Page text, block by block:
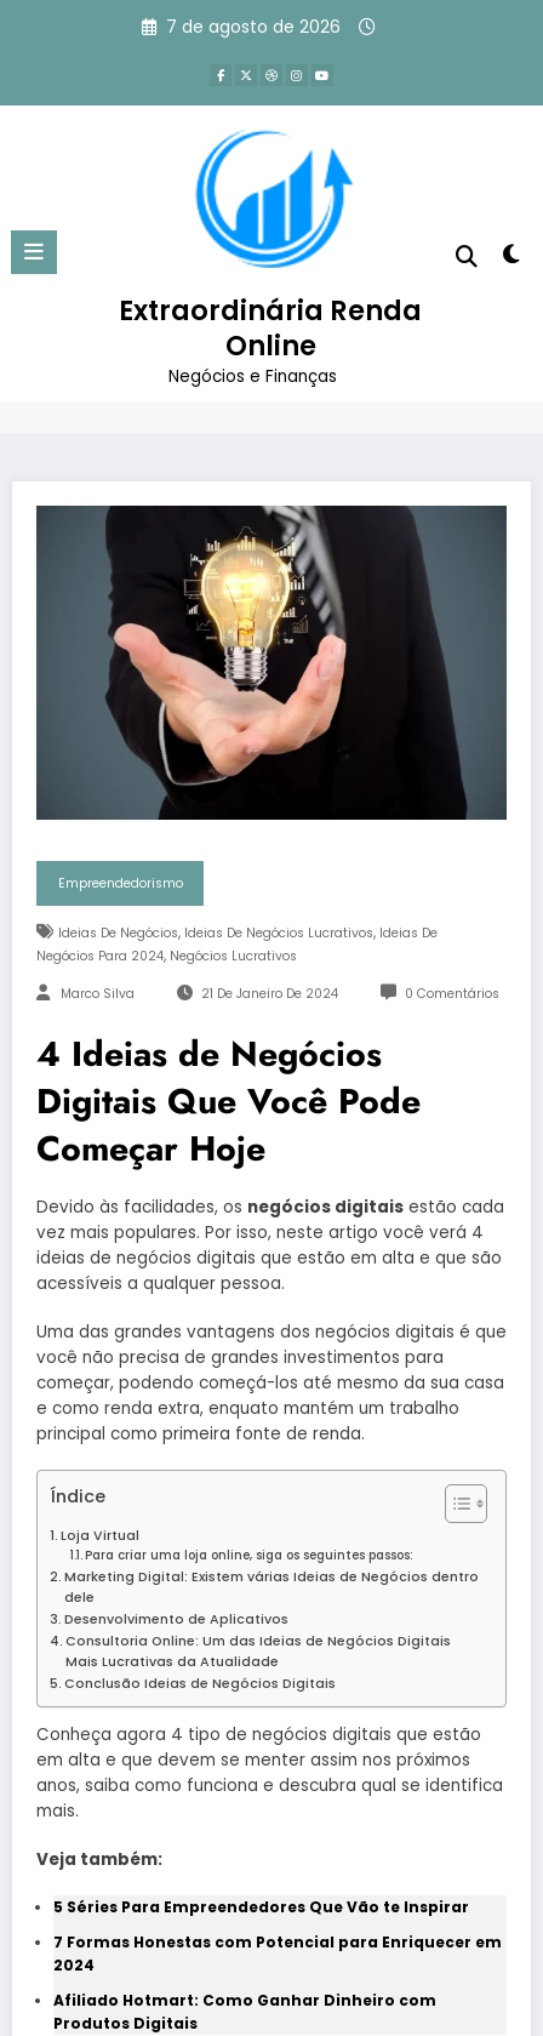
7 de agosto de 2026
Extraordinária Renda
Online
Negócios e Finanças
4 Ideias de Negócios Digitais Que
Você Pode Começar Hoje
Página inicial
Empreendedorismo
4 Ideias de Negócios Digitais Que Você Pode
Começar Hoje
Empreendedorismo
Ideias De Negócios, Ideias De Negócios Lucrativos, Ideias De
Negócios Para 2024, Negócios Lucrativos
Marco Silva 21 De Janeiro De 2024 0 Comentários
4 Ideias de Negócios
Digitais Que Você Pode
Começar Hoje
Devido às facilidades, os negócios digitais estão cada
vez mais populares. Por isso, neste artigo você verá 4
ideias de negócios digitais que estão em alta e que são
acessíveis a qualquer pessoa.
Uma das grandes vantagens dos negócios digitais é que
você não precisa de grandes investimentos para
começar, podendo começá-los até mesmo da sua casa
e como renda extra, enquato mantém um trabalho
principal como primeira fonte de renda.
Índice
Loja Virtual
Para criar uma loja online, siga os seguintes passos:
Marketing Digital: Existem várias Ideias de Negócios dentro
dele
Desenvolvimento de Aplicativos
Consultoria Online: Um das Ideias de Negócios Digitais
Mais Lucrativas da Atualidade
Conclusão Ideias de Negócios Digitais
Conheça agora 4 tipo de negócios digitais que estão
em alta e que devem se menter assim nos próximos
anos, saiba como funciona e descubra qual se identifica
mais.
Veja também:
5 Séries Para Empreendedores Que Vão te Inspirar
7 Formas Honestas com Potencial para Enriquecer em
2024
Afiliado Hotmart: Como Ganhar Dinheiro com
Produtos Digitais